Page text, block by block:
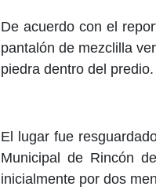
De acuerdo con el
pantalón de mezclilla
piedra dentro del predio.
El lugar fue
Municipal de Rincón
inicialmente por dos